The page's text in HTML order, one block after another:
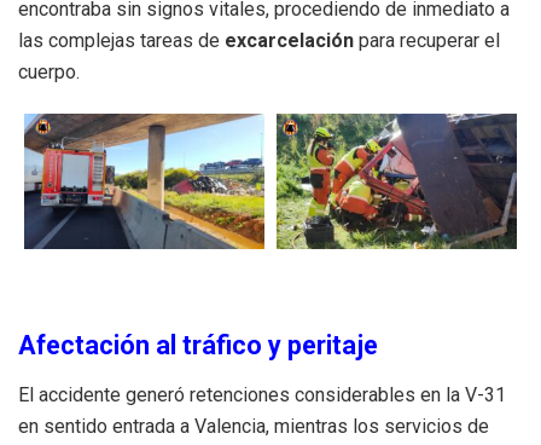
encontraba sin signos vitales, procediendo de inmediato a
las complejas tareas de excarcelación para recuperar el
cuerpo.
Afectación al tráfico y peritaje
El accidente generó retenciones considerables en la V-31
en sentido entrada a Valencia, mientras los servicios de